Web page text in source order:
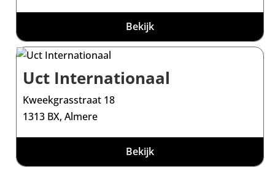
Bekijk
Uct Internationaal
Kweekgrasstraat 18
1313 BX, Almere
Bekijk